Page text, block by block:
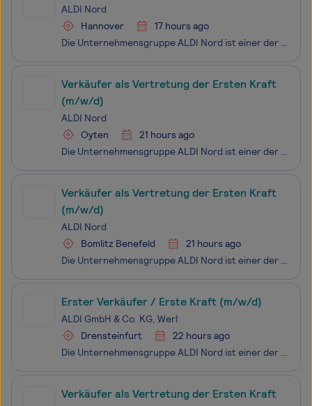
ALDI Nord
Hannover
17 hours ago
Die Unternehmensgruppe ALDI Nord ist einer der führenden Lebensmitteleinzelhändler. Mit einer Tradition von über 110 Jahren steht ALDI für die Erfindung des Discount-Prinzips. Unsere Mission ist es, Menschen überall und jederzeit mit dem zu versorgen, was sie für ihr tägliches Leben brauchen: qualit
Verkäufer als Vertretung der Ersten Kraft
(m/w/d)
ALDI Nord
Oyten
21 hours ago
Die Unternehmensgruppe ALDI Nord ist einer der führenden Lebensmitteleinzelhändler. Mit einer Tradition von über 110 Jahren steht ALDI für die Erfindung des Discount-Prinzips. Unsere Mission ist es, Menschen überall und jederzeit mit dem zu versorgen, was sie für ihr tägliches Leben brauchen: qualit
Verkäufer als Vertretung der Ersten Kraft
(m/w/d)
ALDI Nord
Bomlitz Benefeld
21 hours ago
Die Unternehmensgruppe ALDI Nord ist einer der führenden Lebensmitteleinzelhändler. Mit einer Tradition von über 110 Jahren steht ALDI für die Erfindung des Discount-Prinzips. Unsere Mission ist es, Menschen überall und jederzeit mit dem zu versorgen, was sie für ihr tägliches Leben brauchen: qualit
Erster Verkäufer / Erste Kraft (m/w/d)
ALDI GmbH & Co. KG, Werl
Drensteinfurt
22 hours ago
Die Unternehmensgruppe ALDI Nord ist einer der führenden Lebensmitteleinzelhändler. Mit einer Tradition von über 110 Jahren steht ALDI für die Erfindung des Discount-Prinzips. Unsere Mission ist es, Menschen überall und jederzeit mit dem zu versorgen, was sie für ihr tägliches Leben brauchen: qualit
Verkäufer als Vertretung der Ersten Kraft